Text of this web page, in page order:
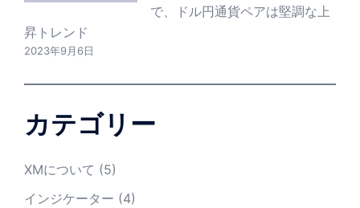
で、ドル円通貨ペアは堅調な上
昇トレンド
2023年9月6日
カテゴリー
XMについて (5)
インジケーター (4)